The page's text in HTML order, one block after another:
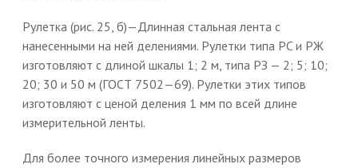
Рулетка (рис. 25, б)—Длинная стальная лента с
нанесенными на ней делениями. Рулетки типа PC и РЖ
изготовляют с длиной шкалы 1; 2 м, типа РЗ — 2; 5; 10;
20; 30 и 50 м (ГОСТ 7502—69). Рулетки этих типов
изготовляют с ценой деления 1 мм по всей длине
измерительной ленты.
Для более точного измерения линейных размеров